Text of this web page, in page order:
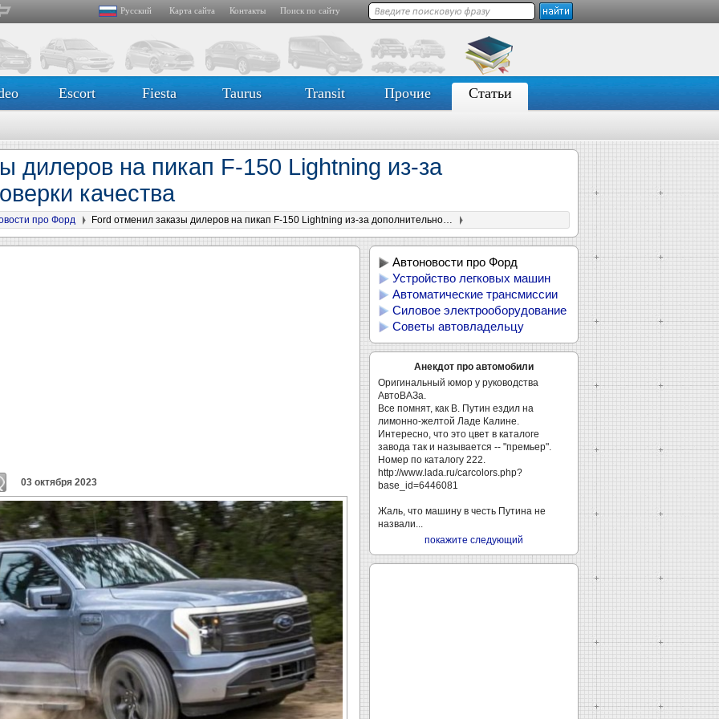
Русский Карта сайта Контакты Поиск по сайту
Escort Fiesta Taurus Transit Прочие Статьи
дилеров на пикап F-150 Lightning из-за
качества
про Форд Ford отменил заказы дилеров на пикап F-150 Lightning из-за дополнительной проверки качества
03 октября 2023
Автоновости про Форд
Устройство легковых машин
Автоматические трансмиссии
Силовое электрооборудование
Советы автовладельцу
Анекдот про автомобили
Оригинальный юмор у руководства
АвтоВАЗа.
Все помнят, как В. Путин ездил на
лимонно-желтой Ладе Калине.
Интересно, что это цвет в каталоге
завода так и называется -- "премьер".
Номер по каталогу 222.
http://www.lada.ru/carcolors.php?
base_id=6446081
Жаль, что машину в честь Путина не
назвали...
покажите следующий